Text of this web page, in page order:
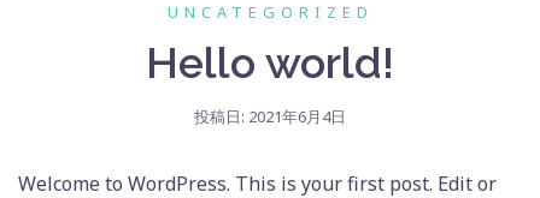
UNCATEGORIZED
Hello world!
投稿日: 2021年6月4日
Welcome to WordPress. This is your first post. Edit or